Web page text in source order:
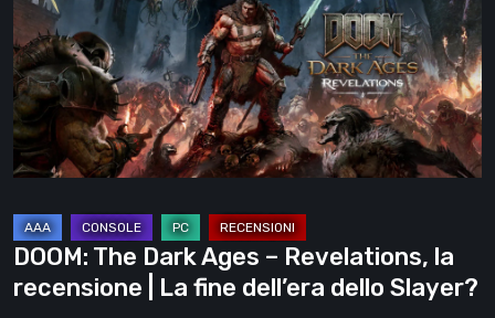
Ages
–
Revelations,
la
recensione
|
fine
dell’era
dello
DOOM: The Dark Ages – Revelations, la
recensione | La fine dell’era dello Slayer?